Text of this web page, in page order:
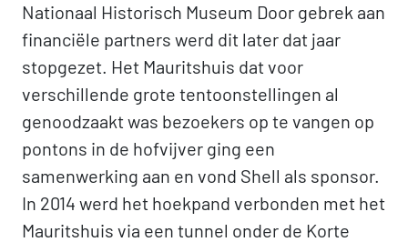
Nationaal Historisch Museum Door gebrek aan
financiële partners werd dit later dat jaar
stopgezet. Het Mauritshuis dat voor
verschillende grote tentoonstellingen al
genoodzaakt was bezoekers op te vangen op
pontons in de hofvijver ging een
samenwerking aan en vond Shell als sponsor.
In 2014 werd het hoekpand verbonden met het
Mauritshuis via een tunnel onder de Korte